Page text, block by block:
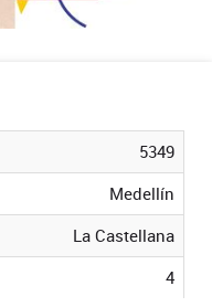
5349
Medellín
La Castellana
4